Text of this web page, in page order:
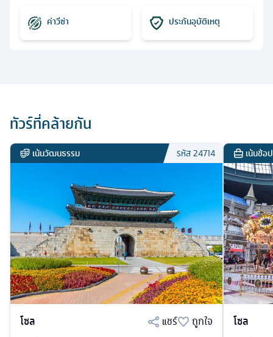
ค่าวีซ่า ประกันอุบัติเหตุ
ทัวร์ที่คล้ายกัน
เน้นวัฒนธรรม รหัส24714
โซล แชร์
ถูกใจ
เน้นช้อ
โซล